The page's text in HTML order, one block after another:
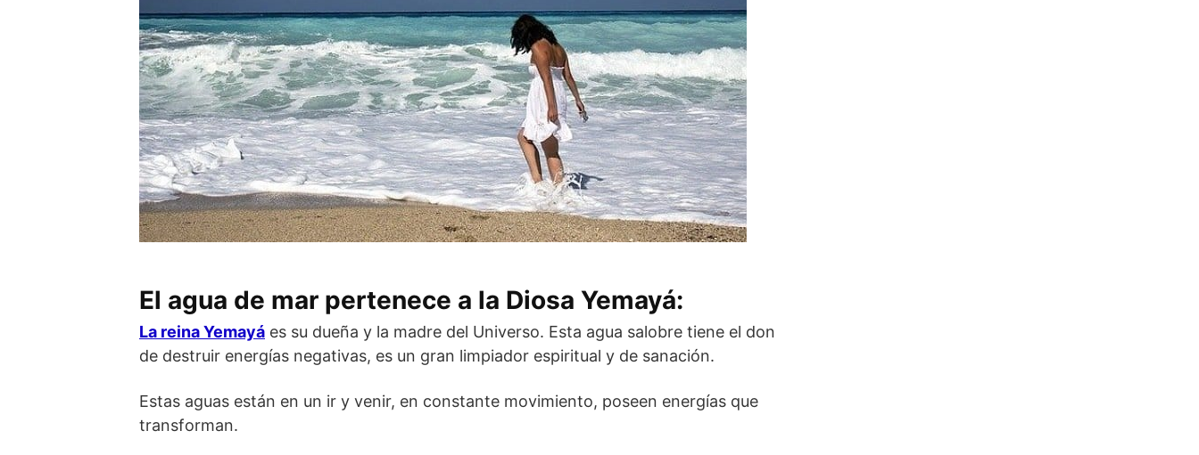
El agua de mar pertenece a la Diosa Yemayá:
La reina Yemayá es su dueña y la madre del Universo. Esta agua salobre tiene el don
de destruir energías negativas, es un gran limpiador espiritual y de sanación.
Estas aguas están en un ir y venir, en constante movimiento, poseen energías que
transforman.